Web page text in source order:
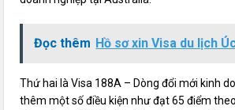
Đọc thêm Hồ sơ xin Visa du lịch
Thứ hai là Visa 188A – Dòng đổi mới kinh
thêm một số điều kiện như đạt 65 điểm